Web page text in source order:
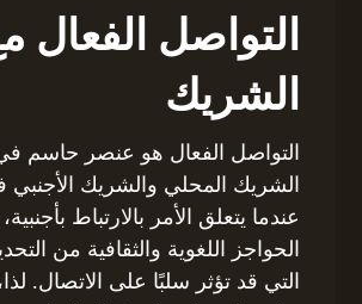
التواصل الفعال
الشريك
التواصل الفعال هو عنصر حاسم في
الشريك المحلي والشريك
عندما يتعلق الأمر بالارتباط بأجنبية،
الحواجز اللغوية والثقافية من
التي قد تؤثر سلبًا على الاتصال.